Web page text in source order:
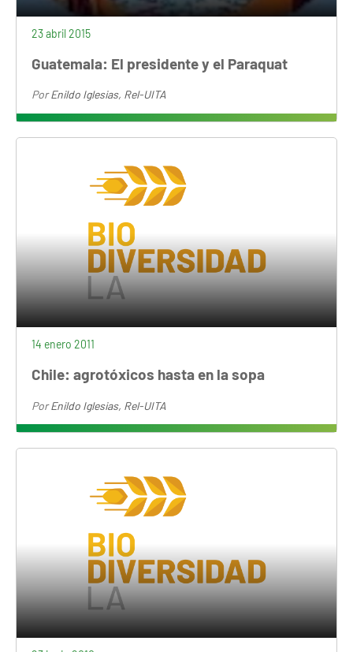
23 abril 2015
Guatemala: El presidente y el Paraquat
PorEnildo Iglesias, Rel-UITA
14 enero 2011
Chile: agrotóxicos hasta en la sopa
PorEnildo Iglesias, Rel-UITA